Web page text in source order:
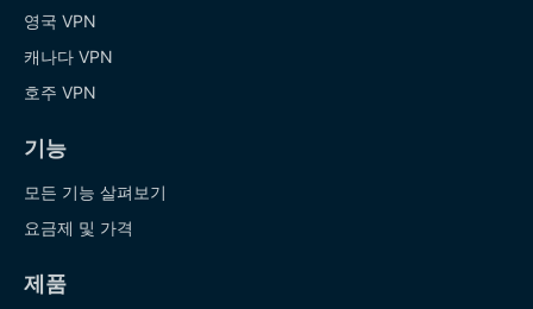
영국 VPN
캐나다 VPN
호주 VPN
기능
모든 기능 살펴보기
요금제 및 가격
제품